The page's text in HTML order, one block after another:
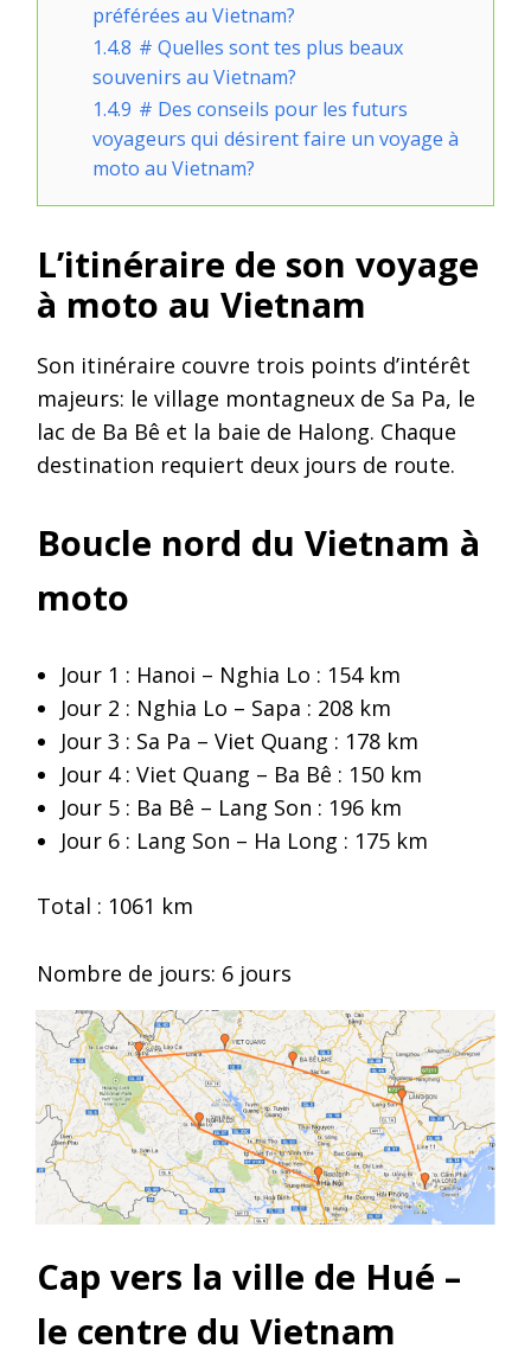
préférées au Vietnam?
1.4.8 # Quelles sont tes plus beaux
souvenirs au Vietnam?
1.4.9 # Des conseils pour les futurs
voyageurs qui désirent faire un voyage à
moto au Vietnam?
L’itinéraire de son voyage
à moto au Vietnam
Son itinéraire couvre trois points d’intérêt
majeurs: le village montagneux de Sa Pa, le
lac de Ba Bê et la baie de Halong. Chaque
destination requiert deux jours de route.
Boucle nord du Vietnam à
moto
Jour 1 : Hanoi – Nghia Lo : 154 km
Jour 2 : Nghia Lo – Sapa : 208 km
Jour 3 : Sa Pa – Viet Quang : 178 km
Jour 4 : Viet Quang – Ba Bê : 150 km
Jour 5 : Ba Bê – Lang Son : 196 km
Jour 6 : Lang Son – Ha Long : 175 km
Total : 1061 km
Nombre de jours: 6 jours
Cap vers la ville de Hué –
le centre du Vietnam